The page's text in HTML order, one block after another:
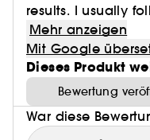
results. I usually
Mehr anzeigen
Mit Google
Dieses Produkt
Bewertung
War diese